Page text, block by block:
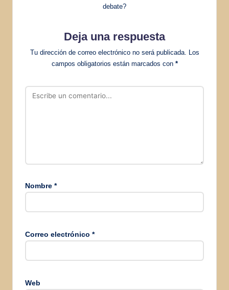
debate?
Deja una respuesta
Tu dirección de correo electrónico no será publicada.
Los
campos obligatorios están marcados con *
Nombre *
Correo electrónico *
Web